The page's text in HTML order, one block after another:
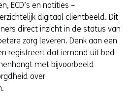
ECD’s en notities –
digitaal cliëntbeeld. Dit
direct inzicht in de status van
zorg leveren. Denk aan een
registreert dat iemand uit bed
met bijvoorbeeld
over